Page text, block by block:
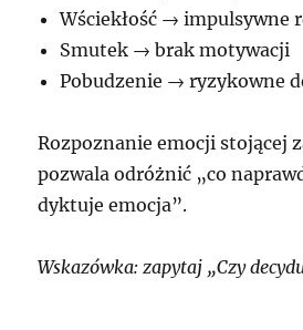
Wściekłość → impulsywne
Smutek → brak motywacji
Pobudzenie → ryzykowne
Rozpoznanie emocji stojącej
pozwala odróżnić „co
dyktuje emocja”.
Wskazówka: zapytaj „Czy